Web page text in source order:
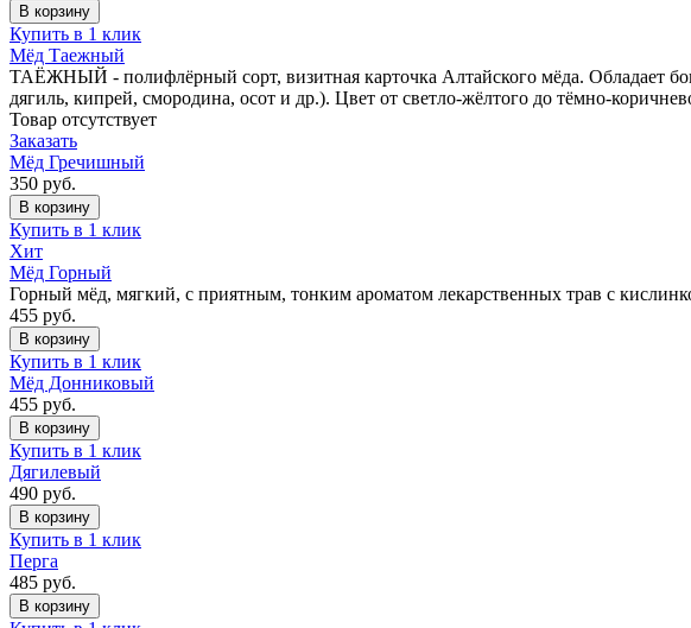
В корзину
Купить в 1 клик
Мёд Таежный
ТАЁЖНЫЙ - полифлёрный сорт, визитная карточка Алтайского мёда. Обладает
дягиль, кипрей, смородина, осот и др.). Цвет от светло-жёлтого до тёмно-
Товар отсутствует
Заказать
Мёд Гречишный
350 руб.
В корзину
Купить в 1 клик
Хит
Мёд Горный
Горный мёд, мягкий, с приятным, тонким ароматом лекарственных трав с
455 руб.
В корзину
Купить в 1 клик
Мёд Донниковый
455 руб.
В корзину
Купить в 1 клик
Дягилевый
490 руб.
В корзину
Купить в 1 клик
Перга
485 руб.
В корзину